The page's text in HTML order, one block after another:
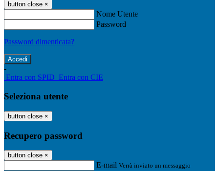
button close ×
Nome Utente
Password
Password dimenticata?
-
Entra con SPID Entra con CIE
Seleziona utente
button close ×
Recupero password
button close ×
E-mail Verrà inviato un messaggio